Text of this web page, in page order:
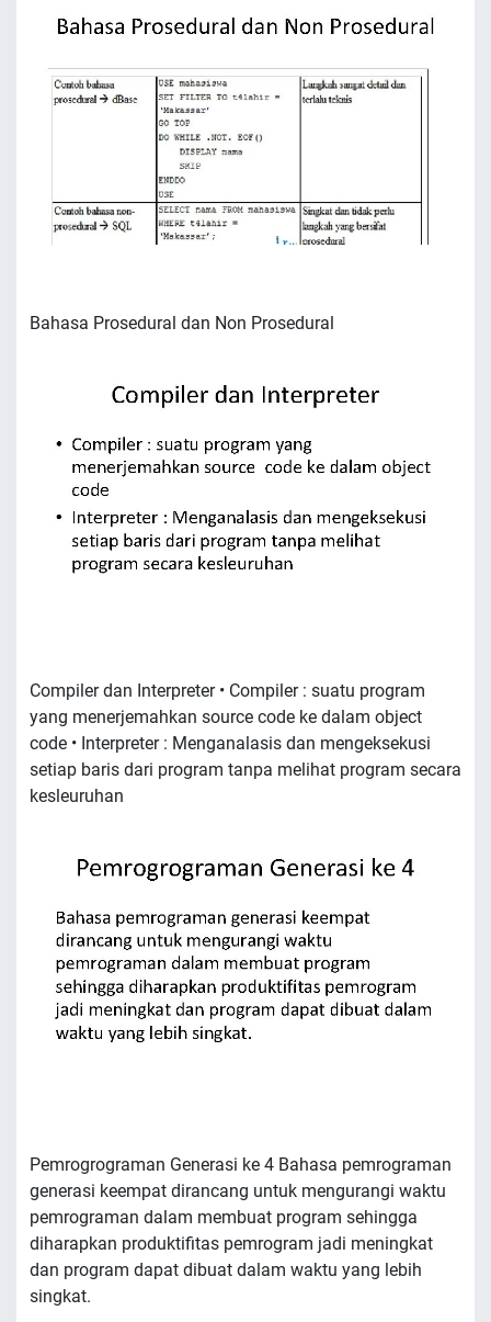
Bahasa Prosedural dan Non Prosedural
Compiler dan Interpreter • Compiler : suatu program
yang menerjemahkan source code ke dalam object
code • Interpreter : Menganalasis dan mengeksekusi
setiap baris dari program tanpa melihat program secara
kesleuruhan
Pemrogrograman Generasi ke 4 Bahasa pemrograman
generasi keempat dirancang untuk mengurangi waktu
pemrograman dalam membuat program sehingga
diharapkan produktifitas pemrogram jadi meningkat
dan program dapat dibuat dalam waktu yang lebih
singkat.